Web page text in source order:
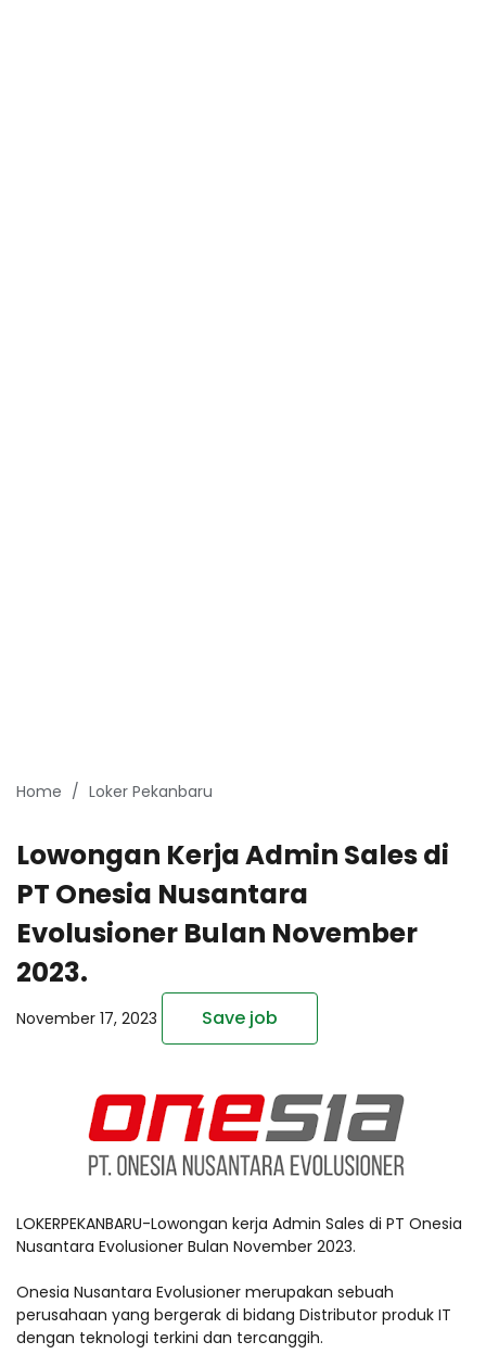
Home Loker Pekanbaru
Lowongan Kerja Admin Sales di
PT Onesia Nusantara
Evolusioner Bulan November
2023.
November 17, 2023 Save job
LOKERPEKANBARU-Lowongan kerja Admin Sales di PT Onesia
Nusantara Evolusioner Bulan November 2023.
Onesia Nusantara Evolusioner merupakan sebuah
perusahaan yang bergerak di bidang Distributor produk IT
dengan teknologi terkini dan tercanggih.